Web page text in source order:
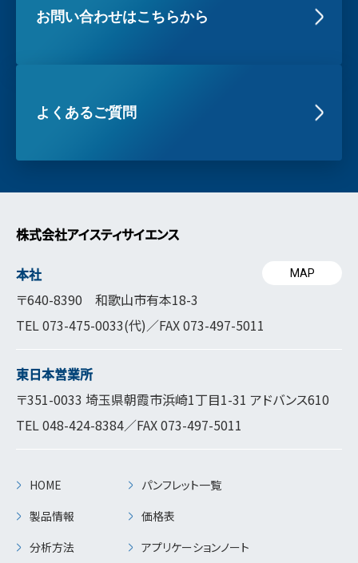
お問い合わせはこちらから
よくあるご質問
株式会社アイスティサイエンス
本社
〒640-8390 和歌山市有本18-3
TEL073-475-0033(代)／FAX 073-497-5011
MAP
東日本営業所
〒351-0033 埼玉県朝霞市浜崎1丁目1-31 アドバンス610
TEL048-424-8384／FAX 073-497-5011
HOME
製品情報
分析方法
パンフレット一覧
価格表
アプリケーションノート